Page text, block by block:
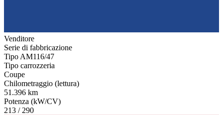
Venditore
Serie di fabbricazione
Tipo AM116/47
Tipo carrozzeria
Coupe
Chilometraggio (lettura)
51.396 km
Potenza (kW/CV)
213 / 290